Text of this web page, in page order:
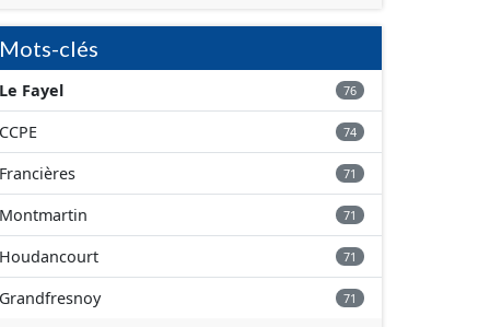
Mots-clés
Le Fayel 76
CCPE 74
Francières 71
Montmartin 71
Houdancourt 71
Grandfresnoy 71